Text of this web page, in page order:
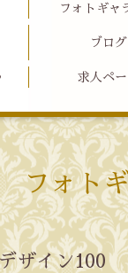
フォトギャ
ブログ
求人ペ
フォト
ザイン100